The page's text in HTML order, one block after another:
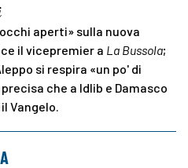
aperti» sulla nuova
il vicepremier a La Bussola;
si respira «un po' di
che a Idlib e Damasco
Vangelo.